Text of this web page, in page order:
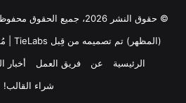
© حقوق النشر 2026، جميع الحقوق محفوظة |
(المظهر) تم تصميمه من قِبل TieLabs
|
الرئيسية
عن فريق العمل أخبار
شراء القالب!